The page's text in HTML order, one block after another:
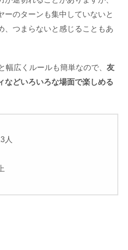
ーのターンも集中していないと
、つまらないと感じることもあ
幅広くルールも簡単なので、 友
などいろいろな場面で楽しめる
人